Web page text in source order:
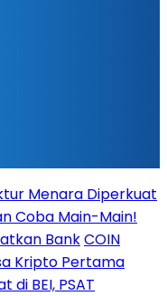
Menara Diperkuat
Coba Main-Main!
BankCOIN
Kripto Pertama
di BEI, PSAT